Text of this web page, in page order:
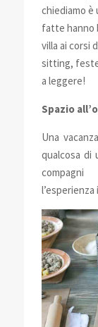
chiediamo è
fatte hanno
villa ai corsi
sitting,
a leggere!
Spazio
Una
qualcosa di